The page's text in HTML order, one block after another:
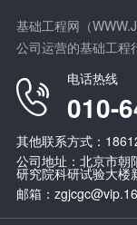
基础工程网（
公司运营的基础工程
电话热线
010-
其他联系方式：
公司地址：北京市朝
研究院科研试验大楼
邮箱：